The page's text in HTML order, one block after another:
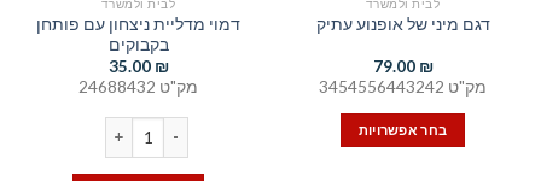
לבית ולמשרד
דגם מיני של אופנוע עתיק
79.00 ₪
מק"ט 3454556443242
בחר אפשרויות
לבית ולמשרד
דמוי מדליית ניצחון עם פותחן
בקבוקים
35.00 ₪
מק"ט 24688432